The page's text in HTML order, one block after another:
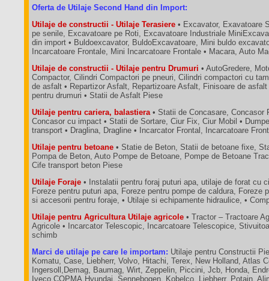
Oferta de Utilaje Second Hand din Import:
Utilaje de constructii - Utilaje Terasiere • Excavator, Exavatoare
pe senile, Excavatoare pe Roti, Excavatoare Industriale
din import • Buldoexcavator, BuldoExcavatoare, Mini buldo
Incarcatoare Frontale, Mini Incarcatoare Frontale • Macara, Auto
Utilaje de constructii - Utilaje pentru Drumuri • AutoGredere,
Compactor, Cilindri Compactori pe pneuri, Cilindri compactori cu
de asfalt • Repartizor Asfalt, Repartizoare Asfalt, Finisoare de
pentru drumuri • Statii de Asfalt Piese
Utilaje pentru cariera, balastiera • Statii de Concasare, Concasor
Concasor cu impact • Statii de Sortare, Ciur Fix, Ciur Mobil •
transport • Draglina, Dragline • Incarcator Frontal, Incarcatoare
Utilaje pentru betoane • Statie de Beton, Statii de betoane fixe,
Pompa de Beton, Auto Pompe de Betoane, Pompe de Betoane
Cife transport beton Piese
Utilaje Foraje • Instalatii pentru foraj puturi apa, utilaje de forat cu
Foreze pentru puturi apa, Foreze pentru pompe de caldura, Foreze
si accesorii pentru foraje, • Utilaje si echipamente hidraulice, •
Utilaje pentru Agricultura Utilaje agricole • Tractor – Tractoare
Agricole • Incarcator Telescopic, Incarcatoare Telescopice,
schimb
Marci de utilaje pe care le importam: Utilaje pentru Constructii
Komatu, Case, Liebherr, Volvo, Hitachi, Terex, New Holland, Atlas
Ingersoll,Demag, Baumag, Wirt, Zeppelin, Piccini, Jcb, Honda,
Iveco COPMA,Hyundai, Sennebogen, Kobelco, Liebherr, Potain,